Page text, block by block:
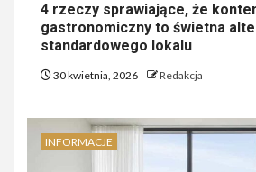
4 rzeczy sprawiające, że
gastronomiczny to świetna
standardowego lokalu
30 kwietnia, 2026 Redakcja
INFORMACJE